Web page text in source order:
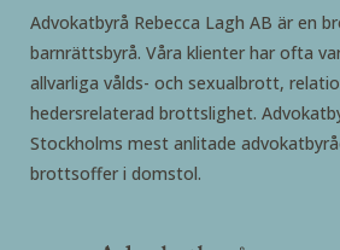
Advokatbyrå Rebecca Lagh AB är en
barnrättsbyrå. Våra klienter har ofta
allvarliga vålds- och sexualbrott,
hedersrelaterad brottslighet.
Stockholms mest anlitade
brottsoffer i domstol.